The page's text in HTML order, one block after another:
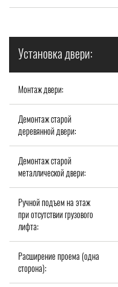
Установка двери:
Монтаж двери:
Демонтаж старой
деревянной двери:
Демонтаж старой
металлической двери:
Ручной подъем на этаж
при отсутствии грузового
лифта:
Расширение проема (одна
сторона):